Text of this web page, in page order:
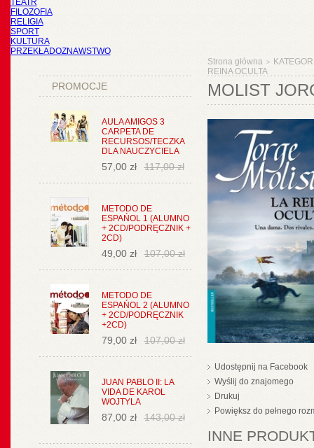
TEATR
FILOZOFIA
RELIGIA
SPORT
KULTURA
PRZEKŁADOZNAWSTWO
PROMOCJE
AULA AMIGOS 3
CARPETA DE
RECURSOS/TECZKA
DLA NAUCZYCIELA
57,00 zł 117,00 zł
METODO DE
ESPAŃOL 1 (ALUMNO
+ 2CD/PODRĘCZNIK +
2CD)
49,00 zł 107,00 zł
METODO DE
ESPAŃOL 2 (ALUMNO
+ 2CD/PODRĘCZNIK
+2CD)
79,00 zł 107,00 zł
JUAN PABLO II: LA
VIDA DE KAROL
WOJTYLA
87,00 zł 143,00 zł
Strona główna >
REINA OCULTA
MOLIST
Udostępnij na Facebook
Wyślij do znajomego
Drukuj
Powiększ do pełnego
INNE